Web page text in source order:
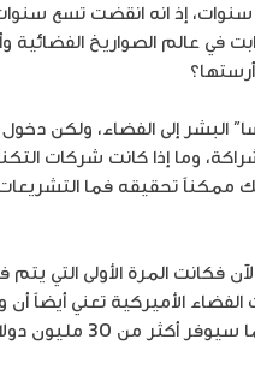
إذ انه انقضت تسع
في عالم الصواريخ
البشر إلى الفضاء، ولكن
وما إذا كانت شركات
تحقيقه فما
فكانت المرة الأولى التي يتم
الأميركية تعني أيضاً أن
، مما سيوفر أكثر من